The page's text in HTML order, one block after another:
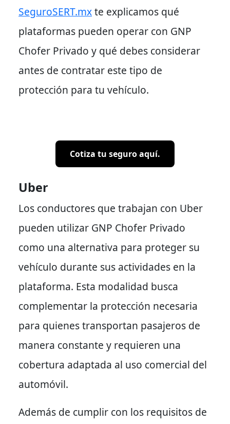
SeguroSERT.mxte explicamos qué
plataformas pueden operar con GNP
Chofer Privado y qué debes considerar
antes de contratar este tipo de
protección para tu vehículo.
Cotiza tu seguro aquí.
Uber
Los conductores que trabajan con Uber
pueden utilizar GNP Chofer Privado
como una alternativa para proteger su
vehículo durante sus actividades en la
plataforma. Esta modalidad busca
complementar la protección necesaria
para quienes transportan pasajeros de
manera constante y requieren una
cobertura adaptada al uso comercial del
automóvil.
Además de cumplir con los requisitos de